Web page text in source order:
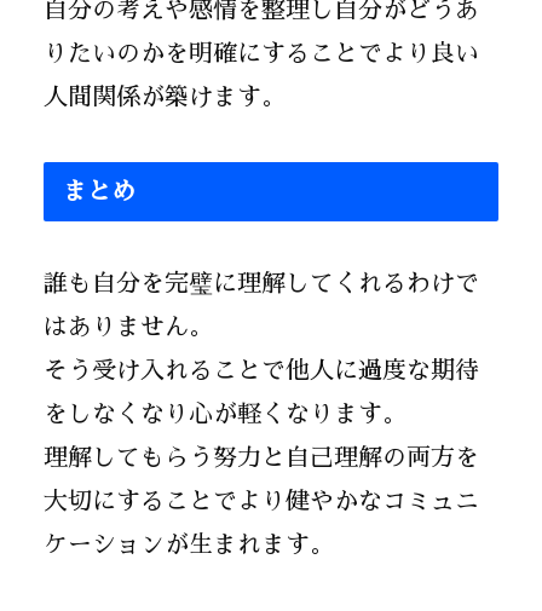
自分の考えや感情を整理し自分がどうあ
りたいのかを明確にすることでより良い
人間関係が築けます。
まとめ
誰も自分を完璧に理解してくれるわけで
はありません。
そう受け入れることで他人に過度な期待
をしなくなり心が軽くなります。
理解してもらう努力と自己理解の両方を
大切にすることでより健やかなコミュニ
ケーションが生まれます。